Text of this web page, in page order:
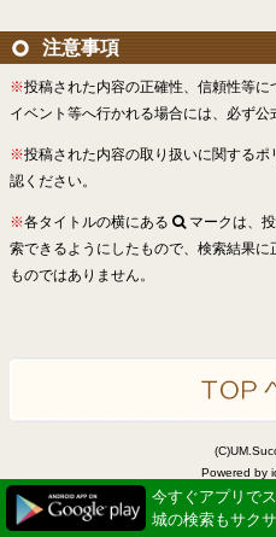
注意事項
※投稿された内容の正確性、信頼性等
イベント等へ行かれる場合には、必ず公
※投稿された内容の取り扱いに関するポ
認ください。
※各タイトルの横にある
マークは、
索できるようにしたもので、検索結果
ものではありません。
Powered by
今すぐアプリで
城の検索もサクサ